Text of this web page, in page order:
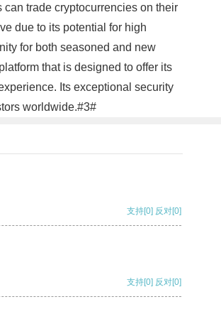
trade cryptocurrencies on their
due to its potential for high
for both seasoned and new
that is designed to offer its
Its exceptional security
worldwide.#3#
支持[0] 反对[0]
支持[0] 反对[0]